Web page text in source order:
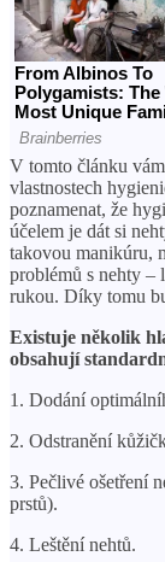
V tomto článku
vlastnostech
poznamenat, že
účelem je dát si
takovou manikúru,
problémů s nehty –
rukou. Díky tomu
Existuje několik
obsahují
1. Dodání
2. Odstranění
3. Pečlivé ošetření
prstů).
4. Leštění nehtů.